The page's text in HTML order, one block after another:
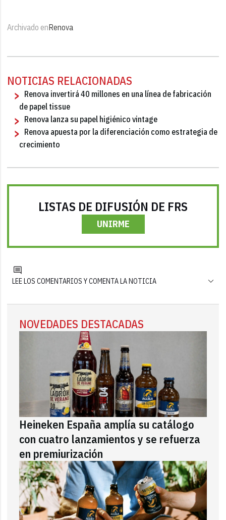
Archivado enRenova
NOTICIAS RELACIONADAS
Renova invertirá 40 millones en una línea de fabricación
de papel tissue
Renova lanza su papel higiénico vintage
Renova apuesta por la diferenciación como estrategia de
crecimiento
LISTAS DE DIFUSIÓN DE FRS
UNIRME
LEE LOS COMENTARIOS Y COMENTA LA NOTICIA
NOVEDADES DESTACADAS
Heineken España amplía su catálogo
con cuatro lanzamientos y se refuerza
en premiurización